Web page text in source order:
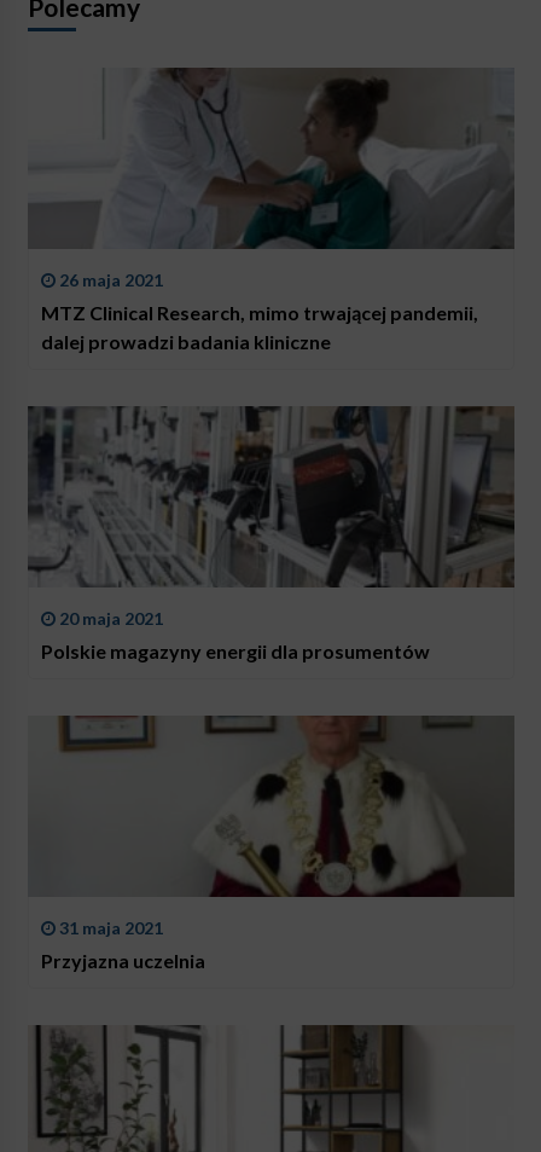
Polecamy
26 maja 2021
MTZ Clinical Research, mimo trwającej pandemii,
dalej prowadzi badania kliniczne
20 maja 2021
Polskie magazyny energii dla prosumentów
31 maja 2021
Przyjazna uczelnia